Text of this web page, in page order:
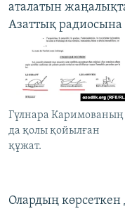
аталатын
Азаттық
Гүлнара Каримованың
да қолы қойылған
құжат.
Олардың көрсеткен